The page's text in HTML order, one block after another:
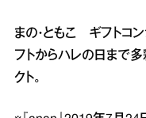
まの・ともこ ギフトコ
フトからハレの日まで
クト。